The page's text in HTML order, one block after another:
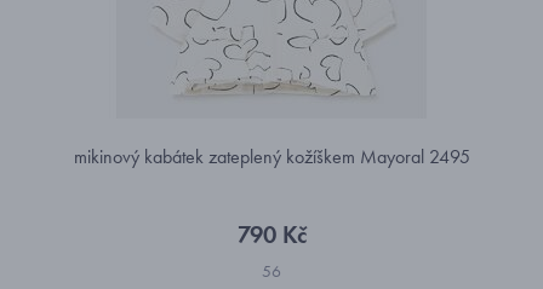
mikinový kabátek zateplený kožíškem Mayoral 2495
790 Kč
56